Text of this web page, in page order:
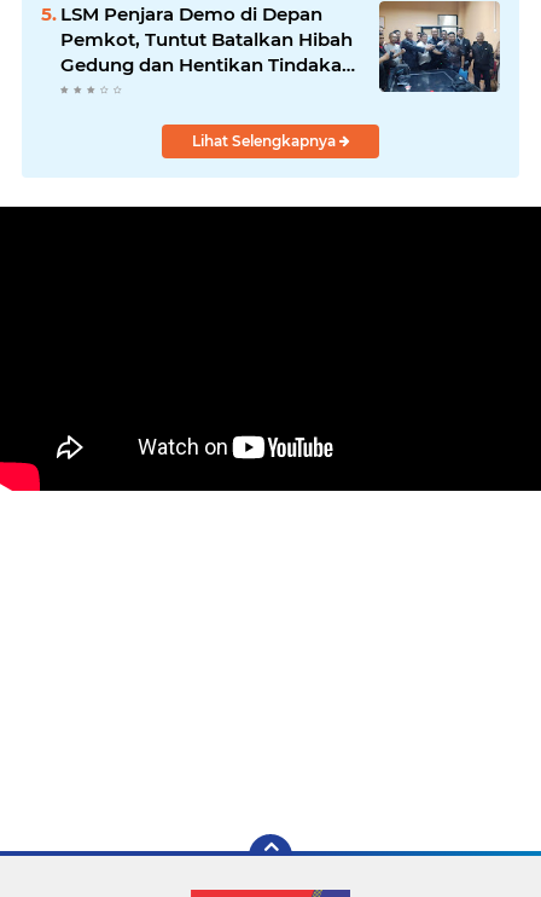
LSM Penjara Demo di Depan
Pemkot, Tuntut Batalkan Hibah
Gedung dan Hentikan Tindakan
Sewenang-wenang
Lihat Selengkapnya